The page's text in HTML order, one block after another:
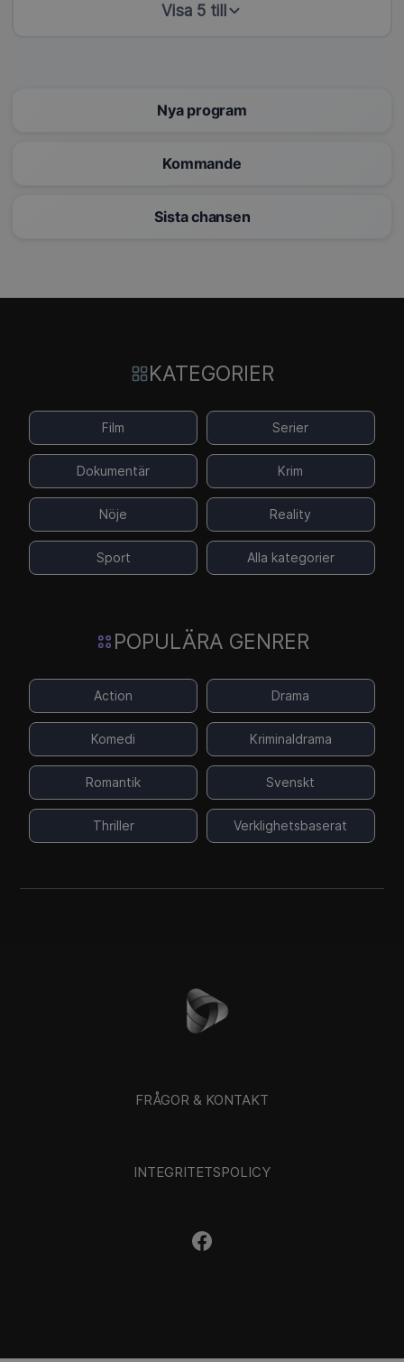
Visa 5 till
Nya program
Kommande
Sista chansen
KATEGORIER
Film Serier
Dokumentär Krim
Nöje Reality
Sport Alla kategorier
POPULÄRA GENRER
Action Drama
Komedi Kriminaldrama
Romantik Svenskt
Thriller Verklighetsbaserat
FRÅGOR & KONTAKT
INTEGRITETSPOLICY